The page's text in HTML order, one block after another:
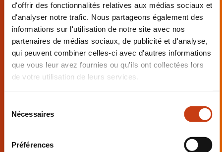
d'offrir des fonctionnalités relatives aux médias sociaux et
d'analyser notre trafic. Nous partageons également des
informations sur l'utilisation de notre site avec nos
partenaires de médias sociaux, de publicité et d'analyse,
qui peuvent combiner celles-ci avec d'autres informations
que vous leur avez fournies ou qu'ils ont collectées lors
de votre utilisation de leurs services.
Nécessaires
Préférences
Penser et créer son cahier des
charges de nettoyage – Les outils
Intermédiaire